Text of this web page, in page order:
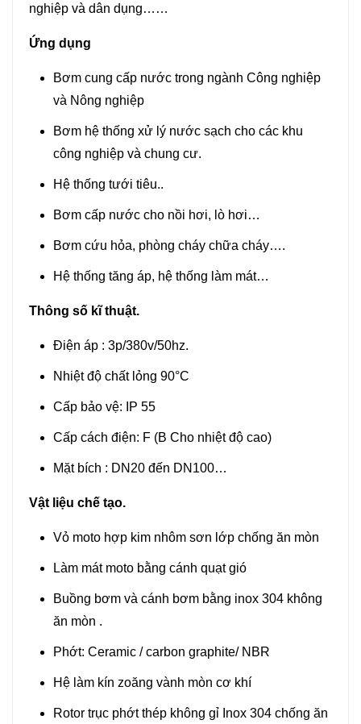
nghiệp và dân dụng……
Ứng dụng
Bơm cung cấp nước trong ngành Công nghiệp
và Nông nghiệp
Bơm hệ thống xử lý nước sạch cho các khu
công nghiệp và chung cư.
Hệ thống tưới tiêu..
Bơm cấp nước cho nồi hơi, lò hơi…
Bơm cứu hỏa, phòng cháy chữa cháy….
Hệ thống tăng áp, hệ thống làm mát…
Thông số kĩ thuật.
Điện áp : 3p/380v/50hz.
Nhiệt độ chất lỏng 90°C
Cấp bảo vệ: IP 55
Cấp cách điện: F (B Cho nhiệt độ cao)
Mặt bích : DN20 đến DN100…
Vật liệu chế tạo.
Vỏ moto hợp kim nhôm sơn lớp chống ăn mòn
Làm mát moto bằng cánh quạt gió
Buồng bơm và cánh bơm bằng inox 304 không
ăn mòn .
Phớt: Ceramic / carbon graphite/ NBR
Hệ làm kín zoăng vành mòn cơ khí
Rotor trục phớt thép không gỉ Inox 304 chống ăn